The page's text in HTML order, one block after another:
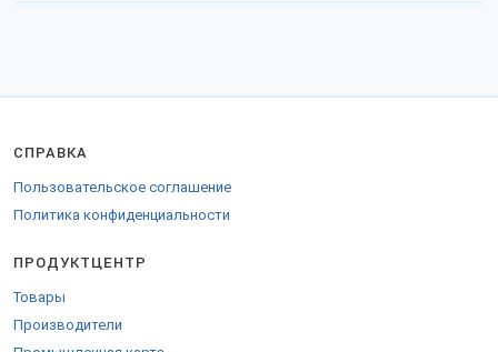
СПРАВКА
Пользовательское соглашение
Политика конфиденциальности
ПРОДУКТЦЕНТР
Товары
Производители